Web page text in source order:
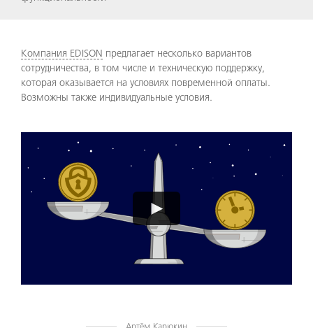
Компания EDISON предлагает несколько вариантов
сотрудничества, в том числе и техническую поддержку,
которая оказывается на условиях повременной оплаты.
Возможны также индивидуальные условия.
►